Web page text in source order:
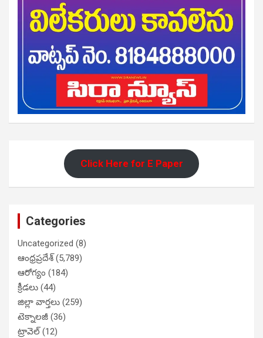
Click Here for E Paper
Categories
Uncategorized (8)
ఆంధ్రప్రదేశ్(5,789)
ఆరోగ్యం (184)
క్రీడలు (44)
జిల్లా వార్తలు (259)
టెక్నాలజీ (36)
ట్రావెల్(12)